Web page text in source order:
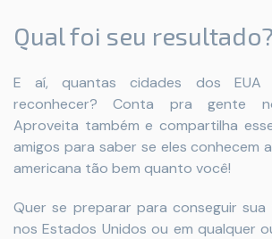
Qual foi seu resultado?
E aí, quantas cidades dos EUA
reconhecer? Conta pra gente
Aproveita também e compartilha
amigos para saber se eles conhecem
americana tão bem quanto você!
Quer se preparar para conseguir sua
nos Estados Unidos ou em qualquer